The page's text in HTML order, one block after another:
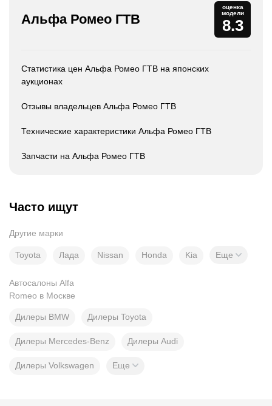
Альфа Ромео ГТВ
оценка
модели
8.3
Статистика цен Альфа Ромео ГТВ на японских
аукционах
Отзывы владельцев Альфа Ромео ГТВ
Технические характеристики Альфа Ромео ГТВ
Запчасти на Альфа Ромео ГТВ
Часто ищут
Другие марки
Toyota Лада Nissan Honda Kia Еще
Автосалоны Alfa
Romeo в Москве
Дилеры BMW Дилеры Toyota
Дилеры Mercedes-Benz Дилеры Audi
Дилеры Volkswagen Еще